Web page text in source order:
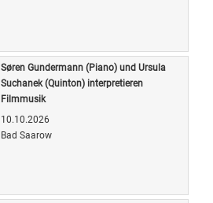
Søren Gundermann (Piano) und Ursula
Suchanek (Quinton) interpretieren
Filmmusik
10.10.2026
Bad Saarow